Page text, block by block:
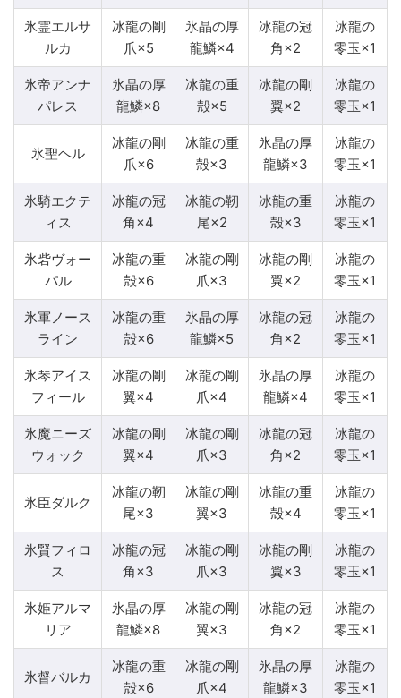
氷霊エルサ
ルカ
冰龍の剛
爪×5
氷晶の厚
龍鱗×4
冰龍の冠
角×2
冰龍の
零玉×1
氷帝アンナ
パレス
氷晶の厚
龍鱗×8
冰龍の重
殻×5
冰龍の剛
翼×2
冰龍の
零玉×1
氷聖ヘル
冰龍の剛
爪×6
冰龍の重
殻×3
氷晶の厚
龍鱗×3
冰龍の
零玉×1
氷騎エクテ
ィス
冰龍の冠
角×4
冰龍の靭
尾×2
冰龍の重
殻×3
冰龍の
零玉×1
氷砦ヴォー
パル
冰龍の重
殻×6
冰龍の剛
爪×3
冰龍の剛
翼×2
冰龍の
零玉×1
氷軍ノース
ライン
冰龍の重
殻×6
氷晶の厚
龍鱗×5
冰龍の冠
角×2
冰龍の
零玉×1
氷琴アイス
フィール
冰龍の剛
翼×4
冰龍の剛
爪×4
氷晶の厚
龍鱗×4
冰龍の
零玉×1
氷魔ニーズ
ウォック
冰龍の剛
翼×4
冰龍の剛
爪×3
冰龍の冠
角×2
冰龍の
零玉×1
氷臣ダルク
冰龍の靭
尾×3
冰龍の剛
翼×3
冰龍の重
殻×4
冰龍の
零玉×1
氷賢フィロ
ス
冰龍の冠
角×3
冰龍の剛
爪×3
冰龍の剛
翼×3
冰龍の
零玉×1
氷姫アルマ
リア
氷晶の厚
龍鱗×8
冰龍の剛
翼×3
冰龍の冠
角×2
冰龍の
零玉×1
氷督バルカ
冰龍の重
殻×6
冰龍の剛
爪×4
氷晶の厚
龍鱗×3
冰龍の
零玉×1